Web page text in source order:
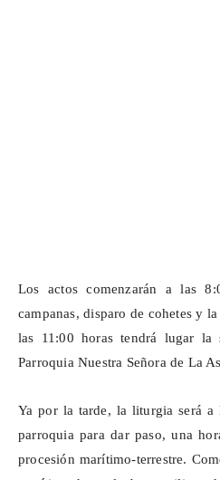
Los actos comenzarán a las
campanas, disparo de cohetes y
las 11:00 horas tendrá lugar la
Parroquia Nuestra Señora de La
Ya por la tarde, la liturgia será a
parroquia para dar paso, una
procesión marítimo-terrestre.